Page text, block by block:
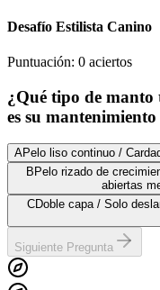
Desafío Estilista Canino
Puntuación: 0 aciertos
¿Qué tipo de manto
es su
APelo liso continuo /
B Pelo rizado de
abiertas
CDoble capa / Solo
Siguiente Pregunta